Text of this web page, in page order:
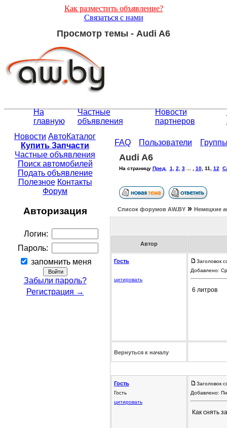
Как разместить объявление?
Связаться с нами
Просмотр темы - Audi A6
На
главную
Частные
объявления
Новости
партнеров
Новости АвтоКаталог
Купить Запчасти
Частные объявления
Поиск автомобилей
Подать объявление
Полезное Контакты
Форум
Авторизация
Логин:
Пароль:
запомнить меня
Забыли пароль?
Регистрация →
FAQ Пользователи
Audi A6
На страницу Пред. 1 2 3... , 10, 11 12
Список форумов АW.BY » Немецкие
Автор
Гость
цитировать
Заголовок
Добавлено:
6 литров
Вернуться к началу
Гость
Гость
цитировать
Заголовок
Добавлено:
Как снять